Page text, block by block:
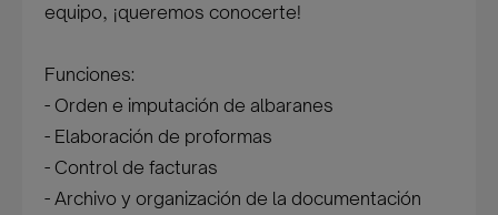
equipo, ¡queremos conocerte!
Funciones:
- Orden e imputación de albaranes
- Elaboración de proformas
- Control de facturas
- Archivo y organización de la documentación